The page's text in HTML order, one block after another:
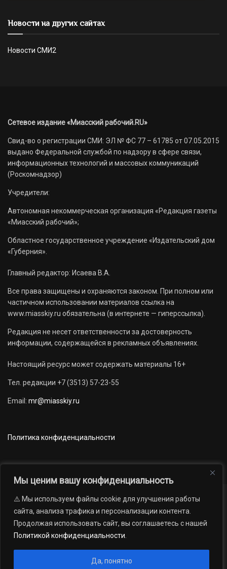
Мы ценим вашу конфиденциальность
⚠️ Мы используем файлы cookie для улучшения работы
сайта, анализа трафика и персонализации контента.
Продолжая использовать сайт, вы соглашаетесь с нашей
Политикой конфиденциальности
Да, понятно
Новости на других сайтах
Новости СМИ2
Сетевое издание «Миасский рабочий.RU»
Свид-во о регистрации СМИ: ЭЛ № ФС 77 – 61785 от 07.05.2015
выдано Федеральной службой по надзору в сфере связи,
информационных технологий и массовых коммуникаций
(Роскомнадзор)
Учредители:
Автономная некоммерческая организация «Редакция газеты
«Миасский рабочий»;
Областное государственное учреждение «Издательский дом
«Губерния».
Главный редактор: Исаева В.А.
Все права защищены и охраняются законом. При полном или
частичном использовании материалов ссылка на
www.miasskiy.ru обязательна (в интернете — гиперссылка).
Редакция не несет ответственности за достоверность
информации, содержащейся в рекламных объявлениях.
Настоящий ресурс может содержать материалы 16+
Тел. редакции +7 (3513) 57-23-55
Email: mr@miasskiy.ru
Политика конфиденциальности
Новости Наши проекты
Официально
АРХИВ
16+
газеты «Миасский рабочий»; Областное государственное учреждение
«Издательский дом «Губерния». Все права защищены.
Андрей Петрович Попов